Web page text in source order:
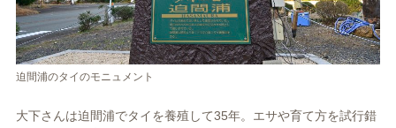
迫間浦のタイのモニュメント
大下さんは迫間浦でタイを養殖して35年。エサや育て方を試行錯